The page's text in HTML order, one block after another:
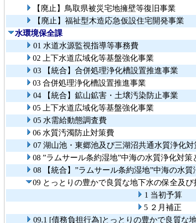
【廃止】鳥取県被災宅地擁壁等復旧事業
【廃止】福祉型木造応急仮設住宅開発事業
水環境保全課
01 水道水源監視指導等事務費
02 上下水道広域化等基盤強化事業
03 【統合】合併処理浄化槽設置推進事業
03 合併処理浄化槽設置推進事業
04 【統合】鉱山鉱害・土壌汚染防止事業
05 上下水道広域化等基盤強化事業
05 水需給動態調査費
06 水質汚濁防止対策費
07 湖山池・東郷池及び三湖沼共通水質浄化
08 ”ラムサール条約湿地”中海の水質浄化対
08 【統合】”ラムサール条約湿地”中海の水
09 とっとりの豊かで良質な地下水の保全及
1 当初予算
5 ２月補正
09.1 [債務負担行為]とっとりの豊かで良質な